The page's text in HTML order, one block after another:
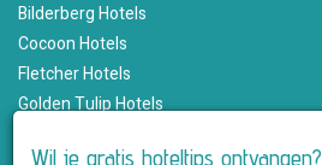
Bilderberg Hotels
Cocoon Hotels
Fletcher Hotels
Golden Tulip Hotels
Wil je gratis hoteltips ontvangen?